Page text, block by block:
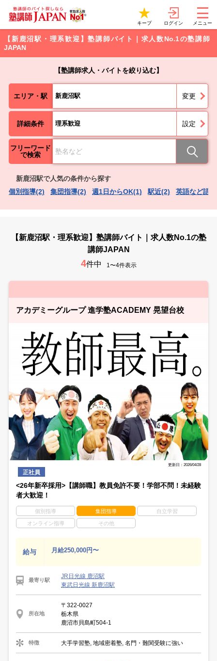
キープ ログイン メニュー
【新鹿沼駅・理系歓迎】塾講師バイト｜求人数No.1の塾講師
JAPAN
【塾講師求人・バイトを絞り込む】
エリア・駅 新鹿沼駅 変更
詳細条件 理系歓迎 設定
フリーワード
で検索
新鹿沼駅で人気の条件から探す
個別指導(2)
集団指導(2) 週1日からOK(1) 駅近(2) 英語など語
【新鹿沼駅・理系歓迎】塾講師バイト｜求人数No.1の塾
講師JAPAN
4件中 1〜4件表示
アカデミーグループ 進学塾ACADEMY 晃望台校
更新日：2026/04/28
正社員
<26年新卒採用>【講師職】教員免許不要！学部不問！未経験
者大歓迎！
個別指導 集団指導 自立学習
オンライン指導 その他
給与 月給250,000円〜
最寄り駅
JR日光線 鹿沼駅
東武日光線 新鹿沼駅
所在地
〒322-0027
栃木県
鹿沼市貝島町504-1
特徴 大手学習塾, 地域密着塾, 名門・難関受験に強い